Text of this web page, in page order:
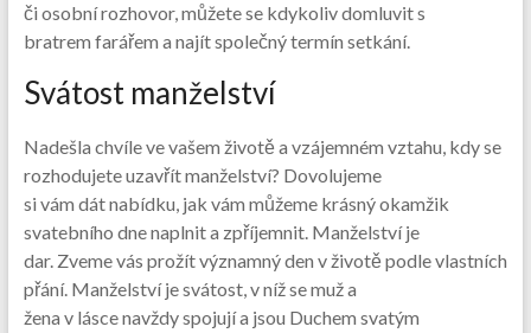
či osobní rozhovor, můžete se kdykoliv domluvit s
bratrem farářem a najít společný termín setkání.
Svátost manželství
Nadešla chvíle ve vašem životě a vzájemném vztahu, kdy se
rozhodujete uzavřít manželství? Dovolujeme
si vám dát nabídku, jak vám můžeme krásný okamžik
svatebního dne naplnit a zpříjemnit. Manželství je
dar. Zveme vás prožít významný den v životě podle vlastních
přání. Manželství je svátost, v níž se muž a
žena v lásce navždy spojují a jsou Duchem svatým